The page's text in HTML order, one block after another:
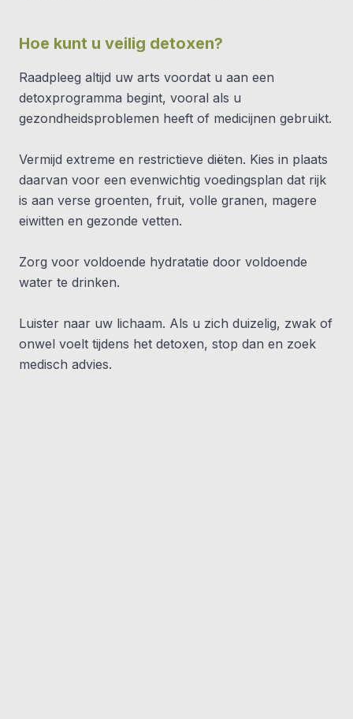
Hoe kunt u veilig detoxen?
Raadpleeg altijd uw arts voordat u aan een
detoxprogramma begint, vooral als u
gezondheidsproblemen heeft of medicijnen gebruikt.
Vermijd extreme en restrictieve diëten. Kies in plaats
daarvan voor een evenwichtig voedingsplan dat rijk
is aan verse groenten, fruit, volle granen, magere
eiwitten en gezonde vetten.
Zorg voor voldoende hydratatie door voldoende
water te drinken.
Luister naar uw lichaam. Als u zich duizelig, zwak of
onwel voelt tijdens het detoxen, stop dan en zoek
medisch advies.